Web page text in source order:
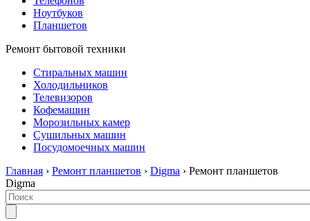
Ноутбуков
Планшетов
Ремонт бытовой техники
Стиральных машин
Холодильников
Телевизоров
Кофемашин
Морозильных камер
Сушильных машин
Посудомоечных машин
Главная › Ремонт планшетов › Digma › Ремонт планшетов
Digma